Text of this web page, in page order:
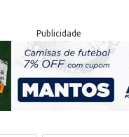
Publicidade